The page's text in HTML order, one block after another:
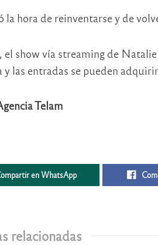
la hora de reinventarse y de
show vía streaming de Natalie
y las entradas se pueden
Telam
en WhatsApp
relacionadas